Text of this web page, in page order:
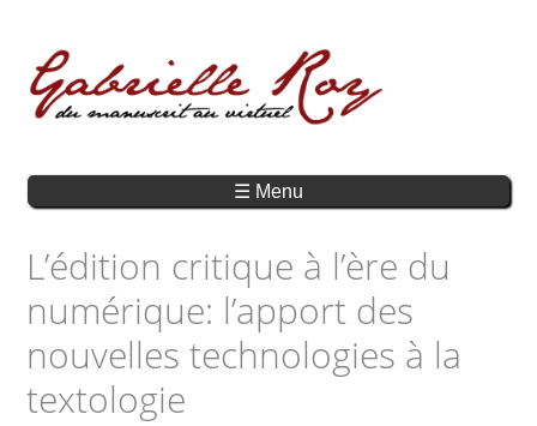
☰ Menu
L’édition critique à l’ère du
numérique: l’apport des
nouvelles technologies à la
textologie